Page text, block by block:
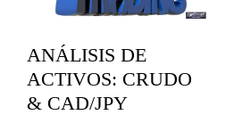
ANÁLISIS DE
ACTIVOS: CRUDO
& CAD/JPY